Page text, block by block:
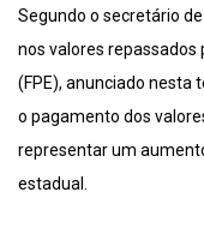
Segundo o secretário
nos valores repassados
(FPE), anunciado nesta
o pagamento dos
representar um
estadual.